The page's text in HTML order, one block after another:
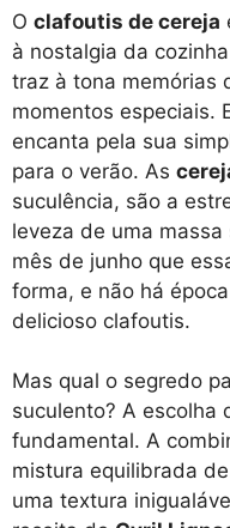
O clafoutis de cereja
à nostalgia da
traz à tona memórias
momentos especiais.
encanta pela sua
para o verão. As
suculência, são a
leveza de uma
mês de junho que
forma, e não há
delicioso clafoutis.
Mas qual o segredo
suculento? A escolha
fundamental. A
mistura equilibrada
uma textura